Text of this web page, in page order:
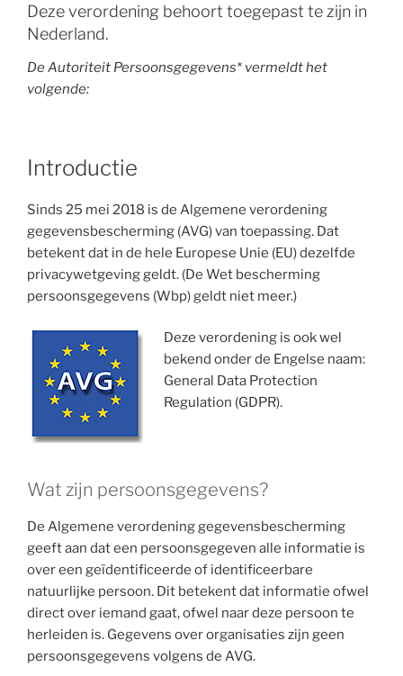
Deze verordening behoort toegepast te zijn in
Nederland.
De Autoriteit Persoonsgegevens* vermeldt het
volgende:
Introductie
Sinds 25 mei 2018 is de Algemene verordening
gegevensbescherming (AVG) van toepassing. Dat
betekent dat in de hele Europese Unie (EU) dezelfde
privacywetgeving geldt. (De Wet bescherming
persoonsgegevens (Wbp) geldt niet meer.)
Deze verordening is ook wel
bekend onder de Engelse naam:
General Data Protection
Regulation (GDPR).
Wat zijn persoonsgegevens?
De Algemene verordening gegevensbescherming
geeft aan dat een persoonsgegeven alle informatie is
over een geïdentificeerde of identificeerbare
natuurlijke persoon. Dit betekent dat informatie ofwel
direct over iemand gaat, ofwel naar deze persoon te
herleiden is. Gegevens over organisaties zijn geen
persoonsgegevens volgens de AVG.